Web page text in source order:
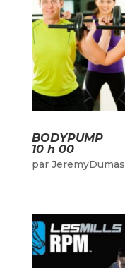
BODYPUMP
10 h 00
par JeremyDumas